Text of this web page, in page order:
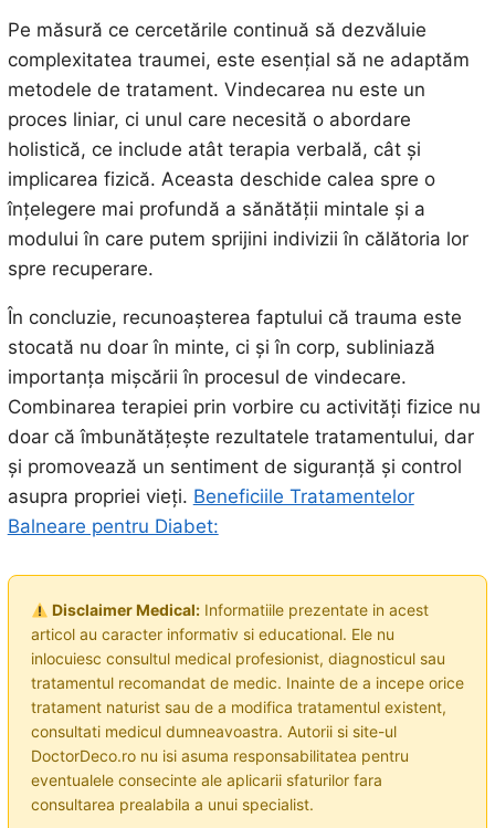
Pe măsură ce cercetările continuă să dezvăluie
complexitatea traumei, este esențial să ne adaptăm
metodele de tratament. Vindecarea nu este un
proces liniar, ci unul care necesită o abordare
holistică, ce include atât terapia verbală, cât și
implicarea fizică. Aceasta deschide calea spre o
înțelegere mai profundă a sănătății mintale și a
modului în care putem sprijini indivizii în călătoria lor
spre recuperare.
În concluzie, recunoașterea faptului că trauma este
stocată nu doar în minte, ci și în corp, subliniază
importanța mișcării în procesul de vindecare.
Combinarea terapiei prin vorbire cu activități fizice nu
doar că îmbunătățește rezultatele tratamentului, dar
și promovează un sentiment de siguranță și control
asupra propriei vieți. Beneficiile Tratamentelor
Balneare pentru Diabet:
Disclaimer Medical:Informatiile prezentate in acest
articol au caracter informativ si educational. Ele nu
inlocuiesc consultul medical profesionist, diagnosticul sau
tratamentul recomandat de medic. Inainte de a incepe orice
tratament naturist sau de a modifica tratamentul existent,
consultati medicul dumneavoastra. Autorii si site-ul
DoctorDeco.ro nu isi asuma responsabilitatea pentru
eventualele consecinte ale aplicarii sfaturilor fara
consultarea prealabila a unui specialist.